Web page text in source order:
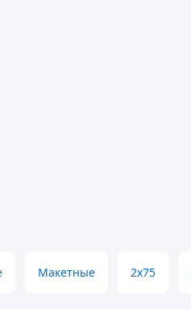
Макетные 2x75